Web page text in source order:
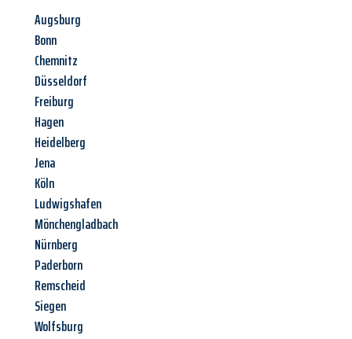
Augsburg
Bonn
Chemnitz
Düsseldorf
Freiburg
Hagen
Heidelberg
Jena
Köln
Ludwigshafen
Mönchengladbach
Nürnberg
Paderborn
Remscheid
Siegen
Wolfsburg